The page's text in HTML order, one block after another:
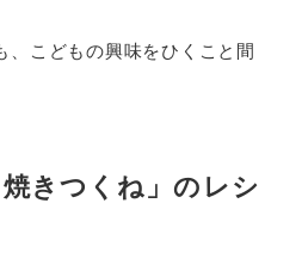
、こどもの興味をひくこと間
焼きつくね」のレシ